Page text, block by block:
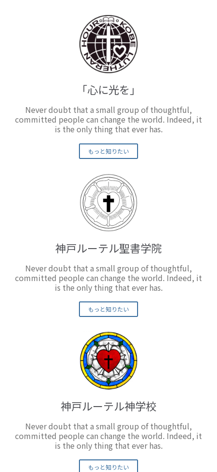
「心に光を」
Never doubt that a small group of thoughtful,
committed people can change the world. Indeed, it
is the only thing that ever has.
もっと知りたい
神戸ルーテル聖書学院
Never doubt that a small group of thoughtful,
committed people can change the world. Indeed, it
is the only thing that ever has.
もっと知りたい
神戸ルーテル神学校
Never doubt that a small group of thoughtful,
committed people can change the world. Indeed, it
is the only thing that ever has.
もっと知りたい